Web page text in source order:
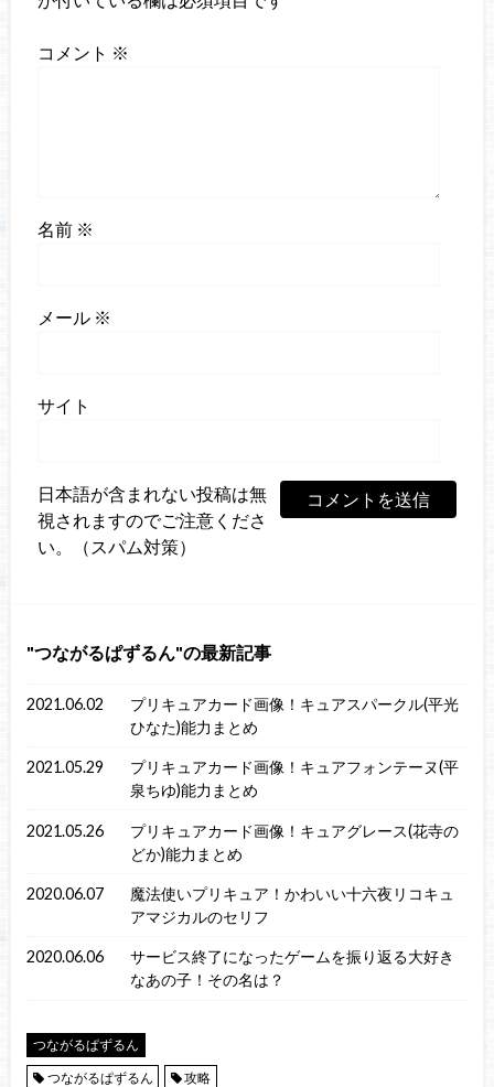
コメント ※
名前 ※
メール ※
サイト
日本語が含まれない投稿は無
視されますのでご注意くださ
い。（スパム対策）
つながるぱずるん の最新記事
2021.06.02
プリキュアカード画像！キュアスパークル(平光
ひなた)能力まとめ
2021.05.29
プリキュアカード画像！キュアフォンテーヌ(平
泉ちゆ)能力まとめ
2021.05.26
プリキュアカード画像！キュアグレース(花寺の
どか)能力まとめ
2020.06.07
魔法使いプリキュア！かわいい十六夜リコキュ
アマジカルのセリフ
2020.06.06
サービス終了になったゲームを振り返る大好き
なあの子！その名は？
つながるぱずるん
つながるぱずるん
攻略